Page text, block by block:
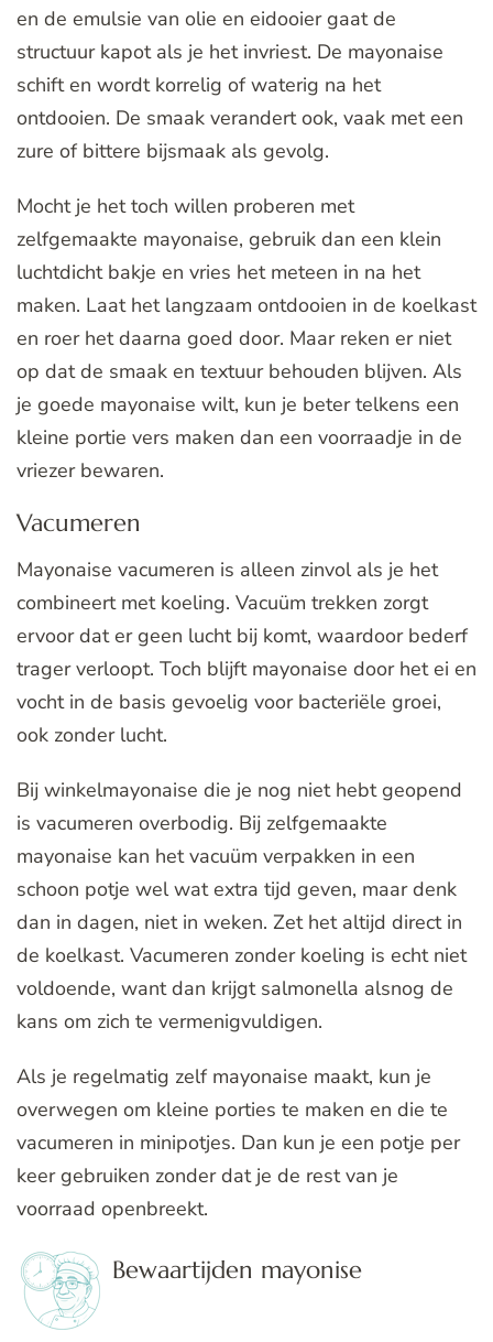
en de emulsie van olie en eidooier gaat de
structuur kapot als je het invriest. De mayonaise
schift en wordt korrelig of waterig na het
ontdooien. De smaak verandert ook, vaak met een
zure of bittere bijsmaak als gevolg.
Mocht je het toch willen proberen met
zelfgemaakte mayonaise, gebruik dan een klein
luchtdicht bakje en vries het meteen in na het
maken. Laat het langzaam ontdooien in de koelkast
en roer het daarna goed door. Maar reken er niet
op dat de smaak en textuur behouden blijven. Als
je goede mayonaise wilt, kun je beter telkens een
kleine portie vers maken dan een voorraadje in de
vriezer bewaren.
Vacumeren
Mayonaise vacumeren is alleen zinvol als je het
combineert met koeling. Vacuüm trekken zorgt
ervoor dat er geen lucht bij komt, waardoor bederf
trager verloopt. Toch blijft mayonaise door het ei en
vocht in de basis gevoelig voor bacteriële groei,
ook zonder lucht.
Bij winkelmayonaise die je nog niet hebt geopend
is vacumeren overbodig. Bij zelfgemaakte
mayonaise kan het vacuüm verpakken in een
schoon potje wel wat extra tijd geven, maar denk
dan in dagen, niet in weken. Zet het altijd direct in
de koelkast. Vacumeren zonder koeling is echt niet
voldoende, want dan krijgt salmonella alsnog de
kans om zich te vermenigvuldigen.
Als je regelmatig zelf mayonaise maakt, kun je
overwegen om kleine porties te maken en die te
vacumeren in minipotjes. Dan kun je een potje per
keer gebruiken zonder dat je de rest van je
voorraad openbreekt.
Bewaartijden mayonise